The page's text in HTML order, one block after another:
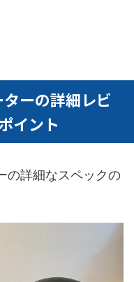
ーの詳細レビ
イント
の詳細なスペックの